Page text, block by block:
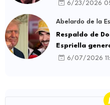
6/23/2026
Abelardo de la
Respaldo de
Espriella
influencia
6/07/2026